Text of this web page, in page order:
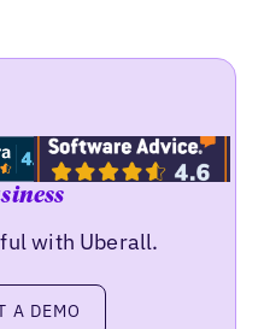
with Uberall.
A DEMO